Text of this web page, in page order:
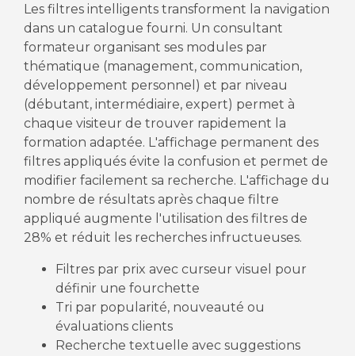
Les filtres intelligents transforment la navigation
dans un catalogue fourni. Un consultant
formateur organisant ses modules par
thématique (management, communication,
développement personnel) et par niveau
(débutant, intermédiaire, expert) permet à
chaque visiteur de trouver rapidement la
formation adaptée. L'affichage permanent des
filtres appliqués évite la confusion et permet de
modifier facilement sa recherche. L'affichage du
nombre de résultats après chaque filtre
appliqué augmente l'utilisation des filtres de
28% et réduit les recherches infructueuses.
Filtres par prix avec curseur visuel pour
définir une fourchette
Tri par popularité, nouveauté ou
évaluations clients
Recherche textuelle avec suggestions